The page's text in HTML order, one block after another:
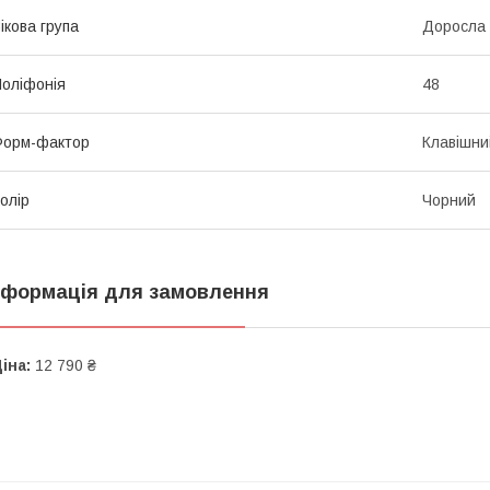
група Доросла
48
фактор
Чорний
для замовлення
12 790 ₴